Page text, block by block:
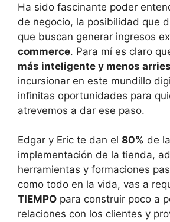
Ha sido fascinante poder
de negocio, la posibilidad que
que buscan generar ingresos
commerce. Para mí es claro
más inteligente y menos
incursionar en este mundillo
infinitas oportunidades para
atrevemos a dar ese paso.
Edgar y Eric te dan el 80% de la
implementación de la tienda,
herramientas y formaciones
como todo en la vida, vas a
TIEMPO para construir poco a
relaciones con los clientes y